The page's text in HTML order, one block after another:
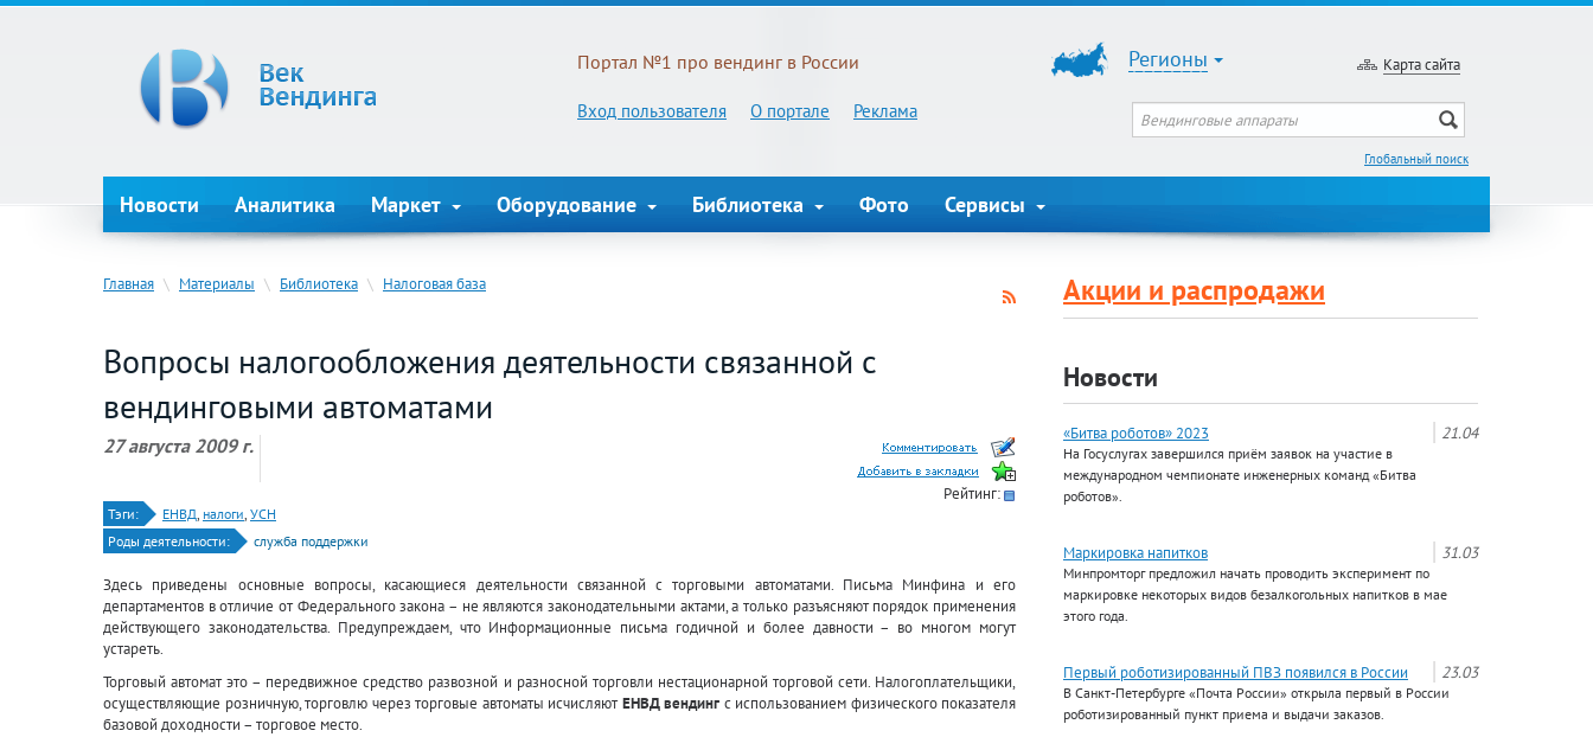
Портал №1 про вендинг в России
Вход пользователя О портале Реклама
Регионы Карта сайта
Глобальный поиск
Новости Аналитика Маркет Оборудование Библиотека Фото Сервисы
Главная \ Материалы \ Библиотека \ Налоговая база
Вопросы налогообложения деятельности связанной с
вендинговыми автоматами
27 августа 2009 г.
Рейтинг:
Тэги: ЕНВД, налоги, УСН
Роды деятельности:
служба поддержки
Здесь приведены основные вопросы, касающиеся деятельности связанной с торговыми автоматами. Письма Минфина и его
департаментов в отличие от Федерального закона – не являются законодательными актами, а только разъясняют порядок применения
действующего законодательства. Предупреждаем, что Информационные письма годичной и более давности – во многом могут
устареть.
Торговый автомат это – передвижное средство развозной и разносной торговли нестационарной торговой сети. Налогоплательщики,
осуществляющие розничную, торговлю через торговые автоматы исчисляютЕНВД вендинг с использованием физического показателя
базовой доходности – торговое место.
Акции и распродажи
Новости
21.04
«Битва роботов» 2023
На Госуслугах завершился приём заявок на участие в
международном чемпионате инженерных команд «Битва
роботов».
31.03
Маркировка напитков
Минпромторг предложил начать проводить эксперимент по
маркировке некоторых видов безалкогольных напитков в мае
этого года.
23.03
Первый роботизированный ПВЗ появился в России
В Санкт-Петербурге «Почта России» открыла первый в России
роботизированный пункт приема и выдачи заказов.